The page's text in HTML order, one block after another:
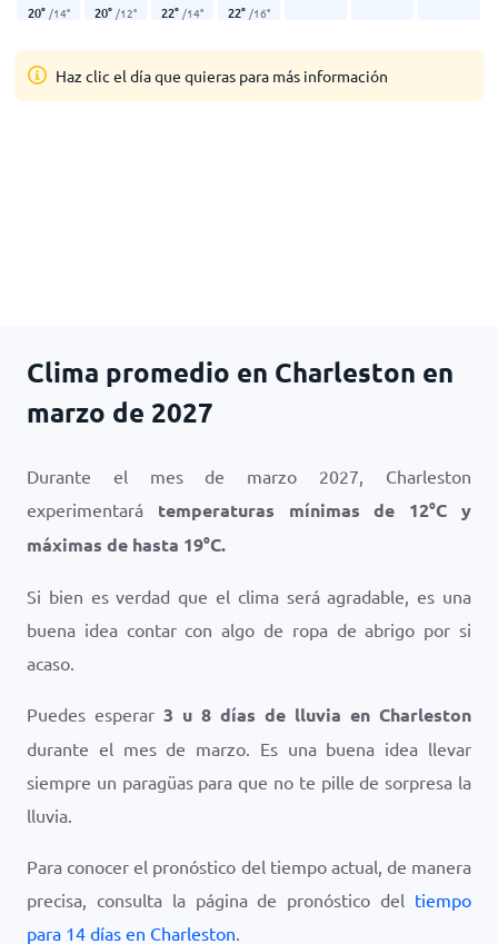
20° /14° 20° /12° 22° /14° 22° /16°
Haz clic el día que quieras para más información
Clima promedio en Charleston en
marzo de 2027
Durante el mes de marzo 2027, Charleston
experimentará temperaturas mínimas de 12°C y
máximas de hasta 19°C.
Si bien es verdad que el clima será agradable, es una
buena idea contar con algo de ropa de abrigo por si
acaso.
Puedes esperar 3 u 8 días de lluvia en Charleston
durante el mes de marzo. Es una buena idea llevar
siempre un paragüas para que no te pille de sorpresa la
lluvia.
Para conocer el pronóstico del tiempo actual, de manera
precisa, consulta la página de pronóstico del tiempo
para 14 días en Charleston.